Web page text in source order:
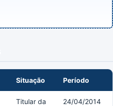
Situação Período
Titular da
24/04/2014